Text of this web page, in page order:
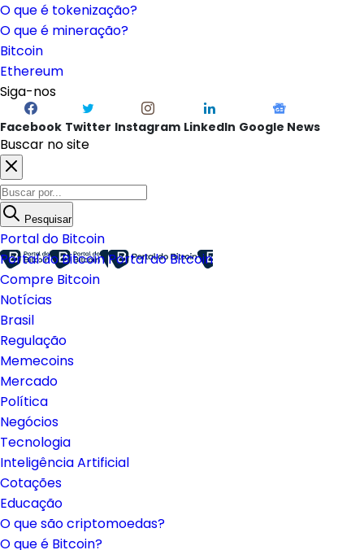
O que é tokenização?
O que é mineração?
Bitcoin
Ethereum
Siga-nos
Facebook Twitter Instagram LinkedIn Google News
Buscar no site
Pesquisar
Portal do Bitcoin
Portal do BitcoinPortal do Bitcoin
Compre Bitcoin
Notícias
Brasil
Regulação
Memecoins
Mercado
Política
Negócios
Tecnologia
Inteligência Artificial
Cotações
Educação
O que são criptomoedas?
O que é Bitcoin?